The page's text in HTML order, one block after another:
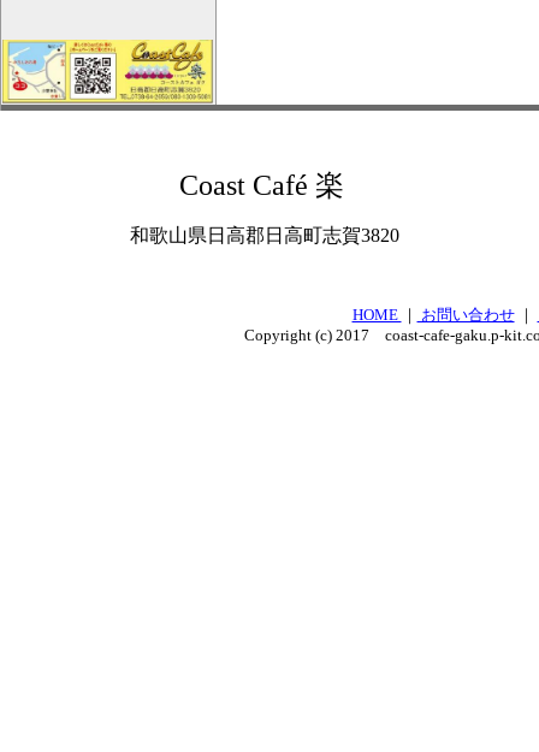
Coast Café 楽
和歌山県日高郡日高町志賀3820
HOME ｜ お問い合わせ｜
Copyright (c) 2017 coast-cafe-gaku.p-